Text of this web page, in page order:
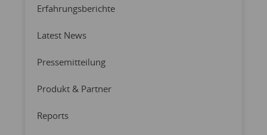
Erfahrungsberichte
Latest News
Pressemitteilung
Produkt & Partner
Reports